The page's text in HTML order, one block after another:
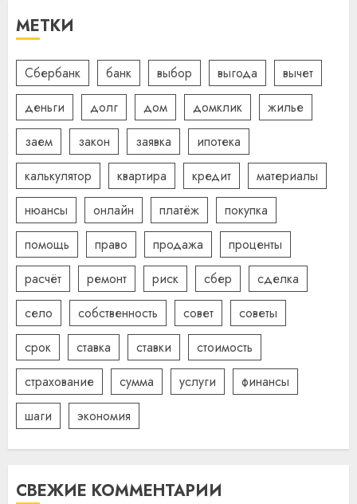
МЕТКИ
Сбербанк банк выбор выгода
вычет
деньги
долг дом домклик
жилье
заем
закон заявка
ипотека
калькулятор
квартира кредит
материалы
нюансы
онлайн платёж
покупка
помощь
право продажа
проценты
расчёт
ремонт риск сбер
сделка
село
собственность совет
советы
срок
ставка ставки
стоимость
страхование
сумма услуги
финансы
шаги
экономия
СВЕЖИЕ КОММЕНТАРИИ